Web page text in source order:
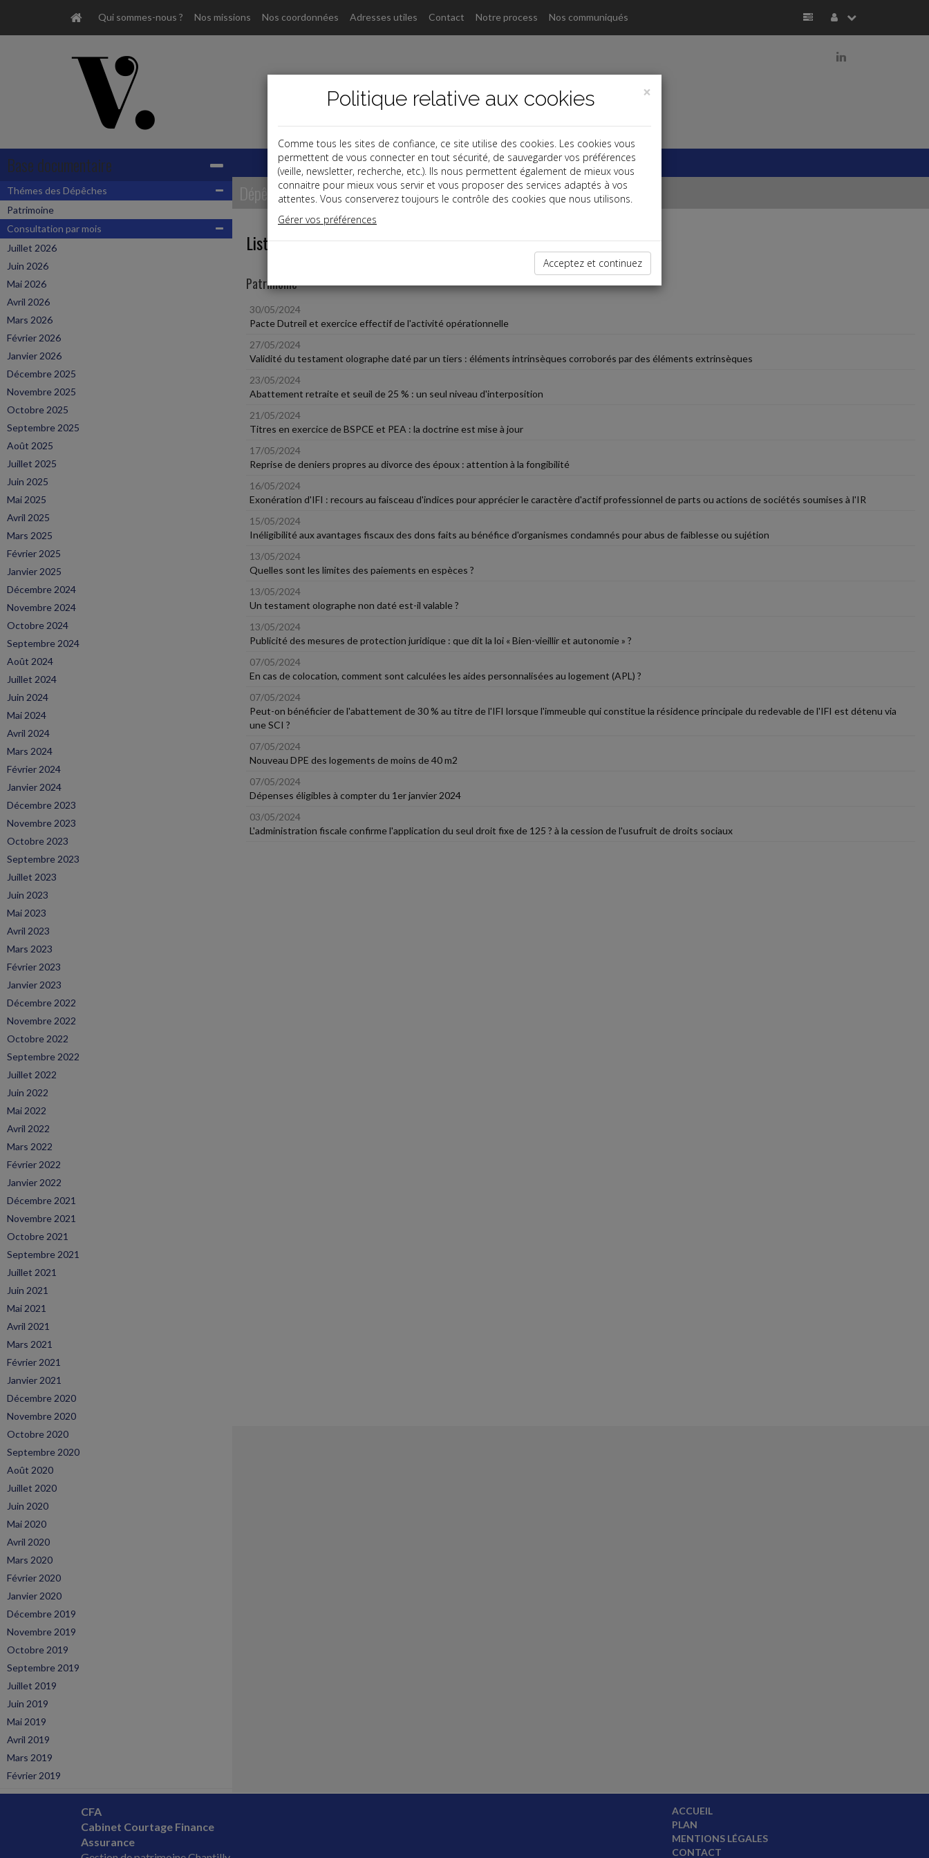
Qui sommes-nous ? Nos missions Nos coordonnées Adresses utiles Contact Notre process Nos communiqués
j
Base documentaire
Thémes des Dépêches
Patrimoine
Consultation par mois
Juillet 2026
Juin 2026
Mai 2026
Avril 2026
Mars 2026
Février 2026
Janvier 2026
Décembre 2025
Novembre 2025
Octobre 2025
Septembre 2025
Août 2025
Juillet 2025
Juin 2025
Mai 2025
Avril 2025
Mars 2025
Février 2025
Janvier 2025
Décembre 2024
Novembre 2024
Octobre 2024
Septembre 2024
Août 2024
Juillet 2024
Juin 2024
Mai 2024
Avril 2024
Mars 2024
Février 2024
Janvier 2024
Décembre 2023
Novembre 2023
Octobre 2023
Septembre 2023
Juillet 2023
Juin 2023
Mai 2023
Avril 2023
Mars 2023
Février 2023
Janvier 2023
Décembre 2022
Novembre 2022
Octobre 2022
Septembre 2022
Juillet 2022
Juin 2022
Mai 2022
Avril 2022
Mars 2022
Février 2022
Janvier 2022
Décembre 2021
Novembre 2021
Octobre 2021
Septembre 2021
Juillet 2021
Juin 2021
Mai 2021
Avril 2021
Mars 2021
Février 2021
Janvier 2021
Décembre 2020
Novembre 2020
Octobre 2020
Septembre 2020
Août 2020
Juillet 2020
Juin 2020
Mai 2020
Avril 2020
Mars 2020
Février 2020
Janvier 2020
Décembre 2019
Novembre 2019
Octobre 2019
Septembre 2019
Juillet 2019
Juin 2019
Mai 2019
Avril 2019
Mars 2019
Février 2019
Dépêches
Liste des dernières dépêches
Patrimoine
30/05/2024
Pacte Dutreil et exercice effectif de l'activité opérationnelle
27/05/2024
Validité du testament olographe daté par un tiers : éléments intrinsèques corroborés par des éléments extrinsèques
23/05/2024
Abattement retraite et seuil de 25 % : un seul niveau d'interposition
21/05/2024
Titres en exercice de BSPCE et PEA : la doctrine est mise à jour
17/05/2024
Reprise de deniers propres au divorce des époux : attention à la fongibilité
16/05/2024
Exonération d'IFI : recours au faisceau d'indices pour apprécier le caractère d'actif professionnel de parts ou actions de sociétés soumises à l'IR
15/05/2024
Inéligibilité aux avantages fiscaux des dons faits au bénéfice d'organismes condamnés pour abus de faiblesse ou sujétion
13/05/2024
Quelles sont les limites des paiements en espèces ?
13/05/2024
Un testament olographe non daté est-il valable ?
13/05/2024
Publicité des mesures de protection juridique : que dit la loi « Bien-vieillir et autonomie » ?
07/05/2024
En cas de colocation, comment sont calculées les aides personnalisées au logement (APL) ?
07/05/2024
Peut-on bénéficier de l'abattement de 30 % au titre de l'IFI lorsque l'immeuble qui constitue la résidence principale du redevable de l'IFI est détenu via
une SCI ?
07/05/2024
Nouveau DPE des logements de moins de 40 m2
07/05/2024
Dépenses éligibles à compter du 1er janvier 2024
03/05/2024
L'administration fiscale confirme l'application du seul droit fixe de 125 ? à la cession de l'usufruit de droits sociaux
CFA
Cabinet Courtage Finance
Assurance
ACCUEIL
PLAN
MENTIONS LÉGALES
CONTACT
×
Politique relative aux cookies
Comme tous les sites de confiance, ce site utilise des cookies. Les cookies vous
permettent de vous connecter en tout sécurité, de sauvegarder vos préférences
(veille, newsletter, recherche, etc.). Ils nous permettent également de mieux vous
connaitre pour mieux vous servir et vous proposer des services adaptés à vos
attentes. Vous conserverez toujours le contrôle des cookies que nous utilisons.
Gérer vos préférences
Acceptez et continuez